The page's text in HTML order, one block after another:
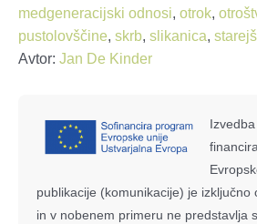
medgeneracijski odnosi, otrok,
pustolovščine, skrb, slikanica,
Avtor: Jan De Kinder
publikacije (komunikacije) je izključno
in v nobenem primeru ne predstavlja